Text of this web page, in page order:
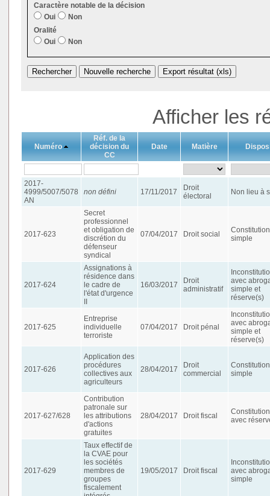
Caractère notable de la décision
Oui
Non
Oralité
Oui
Non
Afficher les
Numéro
Réf. de la
décision du
CC
Date Matière
2017-
4999/5007/5078
AN
non défini 17/11/2017
Droit
électoral
Non lieu à
2017-623
Secret
professionnel
et obligation de
discrétion du
défenseur
syndical
07/04/2017 Droit social
simple
2017-624
Assignations à
résidence dans
le cadre de
l'état d'urgence
II
16/03/2017
Droit
administratif
avec
simple et
réserve(s)
2017-625
Entreprise
individuelle
terroriste
07/04/2017 Droit pénal
avec
simple et
réserve(s)
2017-626
Application des
procédures
collectives aux
agriculteurs
28/04/2017
Droit
commercial
simple
2017-627/628
Contribution
patronale sur
les attributions
d'actions
gratuites
28/04/2017 Droit fiscal
avec
2017-629
Taux effectif de
la CVAE pour
les sociétés
membres de
groupes
fiscalement
19/05/2017 Droit fiscal
avec
simple